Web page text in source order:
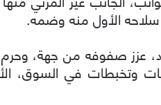
سلاحه الأول منه وضمه.
صفوفه من جهة، وحرم
وتخبطات في السوق،